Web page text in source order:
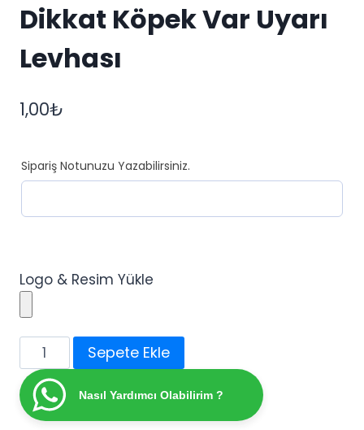
Dikkat Köpek Var Uyarı
Levhası
1,00₺
Sipariş Notunuzu Yazabilirsiniz.
Logo & Resim Yükle
Dikkat
Köpek
Var
Uyarı
Sepete Ekle
Nasıl Yardımcı Olabilirim ?